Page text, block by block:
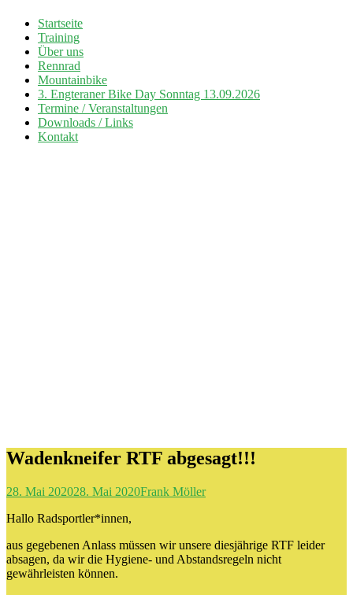
Zum
Inhalt
springen
Radsport TuS Engter
Startseite
Training
Über uns
Rennrad
Mountainbike
3. Engteraner Bike Day Sonntag 13.09.2026
Termine / Veranstaltungen
Downloads / Links
Kontakt
Wadenkneifer RTF abgesagt!!!
28. Mai 202028. Mai 2020Frank Möller
Hallo Radsportler*innen,
aus gegebenen Anlass müssen wir unsere diesjährige RTF leider
absagen, da wir die Hygiene- und Abstandsregeln nicht
gewährleisten können.